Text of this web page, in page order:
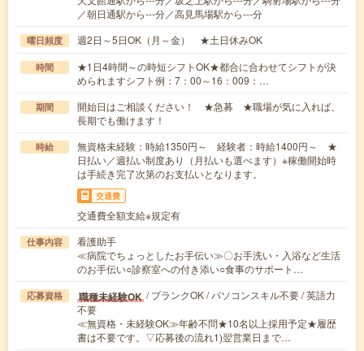
／朝日通駅から---分／高見馬場駅から---分
曜日頻度 週2日～5日OK（月～金） ★土日休みOK
時間
★1日4時間～の時短シフトOK★都合に合わせてシフトが決
められますシフト例：7：00～16：009：…
期間
開始日はご相談ください！ ★急募 ★職場が気に入れば、
長期でも働けます！
時給
無資格未経験：時給1350円～ 経験者：時給1400円～ ★
日払い／週払い制度あり（月払いも選べます）※稼働開始時
は手続き完了次第のお支払いとなります。
交通費
交通費全額支給※規定有
仕事内容
看護助手
≪病院でちょっとしたお手伝い≫〇お手洗い・入浴など生活
のお手伝い○診察室への付き添い○食事のサポート…
応募資格 職種未経験OK / ブランクOK / パソコンスキル不要 / 英語力
不要
≪無資格・未経験OK≫年齢不問★10名以上採用予定★履歴
書は不要です。▽応募後の流れ1)翌営業日まで…